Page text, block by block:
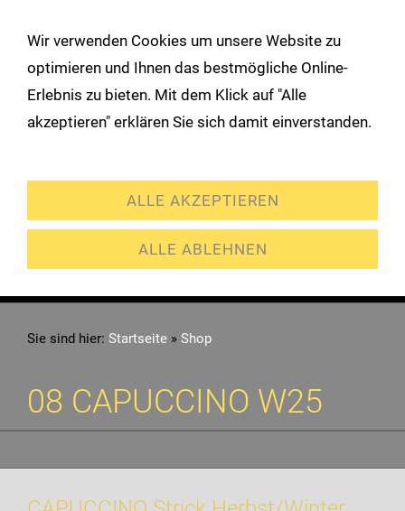
Navigation öffnen
Sie sind hier: Startseite » Shop
08 CAPUCCINO W25
Wir verwenden Cookies um unsere Website zu
optimieren und Ihnen das bestmögliche Online-
Erlebnis zu bieten. Mit dem Klick auf "Alle
akzeptieren" erklären Sie sich damit einverstanden.
ALLE AKZEPTIEREN
ALLE ABLEHNEN